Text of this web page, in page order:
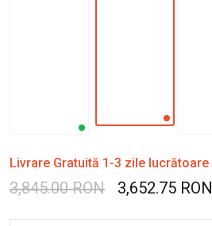
Livrare Gratuită 1-3 zile lucrătoare
3,845.00 RON 3,652.75 RON